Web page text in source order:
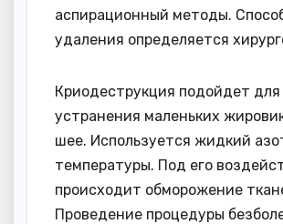
аспирационный методы.
удаления определяется
Криодеструкция подойдет для
устранения маленьких
шее. Используется жидкий
температуры. Под его
происходит обморожение
Проведение процедуры